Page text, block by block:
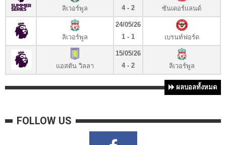
ลิเวอร์พูล
4 - 2
ซันเดอร์แลนด์
ลิเวอร์พูล
24/05/26
1 - 1
เบรนท์ฟอร์ด
แอสตัน วิลลา
15/05/26
4 - 2
ลิเวอร์พูล
ผลบอลทั้งหมด
FOLLOW US